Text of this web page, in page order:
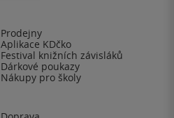
Prodejny
Aplikace KDčko
Festival knižních závisláků
Dárkové poukazy
Nákupy pro školy